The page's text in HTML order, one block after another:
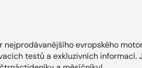
nejprodávanějšího evropského
testů a exkluzivních informací.